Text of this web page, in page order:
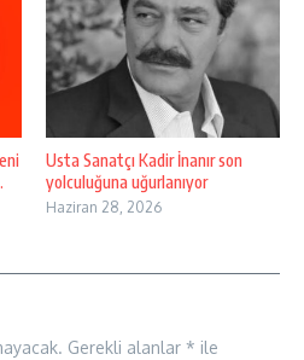
Usta Sanatçı Kadir İnanır son
yolculuğuna uğurlanıyor
Haziran 28, 2026
Gerekli alanlar * ile